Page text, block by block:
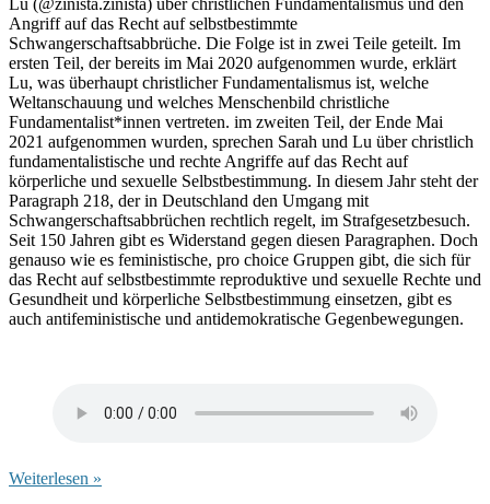
Angriff auf das Recht auf selbstbestimmte
Schwangerschaftsabbrüche. Die Folge ist in zwei Teile geteilt. Im
ersten Teil, der bereits im Mai 2020 aufgenommen wurde, erklärt
Lu, was überhaupt christlicher Fundamentalismus ist, welche
Weltanschauung und welches Menschenbild christliche
Fundamentalist*innen vertreten. im zweiten Teil, der Ende Mai
2021 aufgenommen wurden, sprechen Sarah und Lu über christlich
fundamentalistische und rechte Angriffe auf das Recht auf
körperliche und sexuelle Selbstbestimmung. In diesem Jahr steht der
Paragraph 218, der in Deutschland den Umgang mit
Schwangerschaftsabbrüchen rechtlich regelt, im Strafgesetzbesuch.
Seit 150 Jahren gibt es Widerstand gegen diesen Paragraphen. Doch
genauso wie es feministische, pro choice Gruppen gibt, die sich für
das Recht auf selbstbestimmte reproduktive und sexuelle Rechte und
Gesundheit und körperliche Selbstbestimmung einsetzen, gibt es
auch antifeministische und antidemokratische Gegenbewegungen.
Weiterlesen